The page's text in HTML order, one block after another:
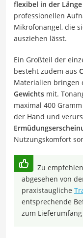
flexibel in der
professionellen
Mikrofonangel, die
ausziehen lässt.
Ein Großteil der
besteht zudem aus
Materialien bringen
Gewichts mit.
maximal 400
der Hand und
Nutzungskomfort
Zu
abgesehen von
praxistaugliche
entsprechende
zum